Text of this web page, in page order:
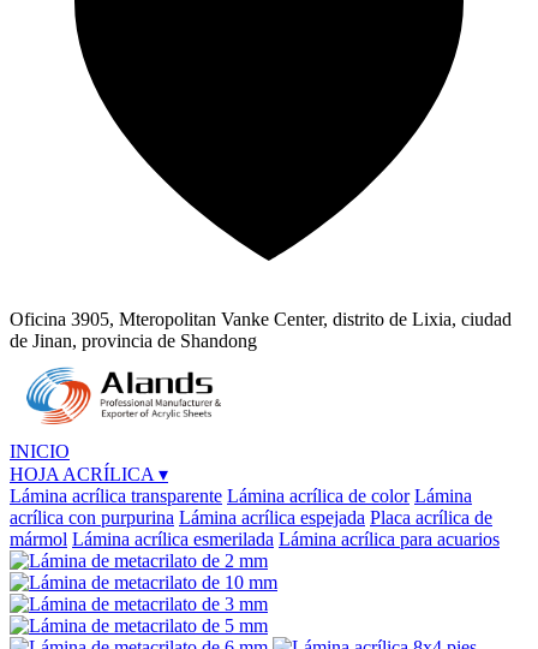
Oficina 3905, Mteropolitan Vanke Center, distrito de Lixia, ciudad
de Jinan, provincia de Shandong
INICIO
HOJA ACRÍLICA ▾
Lámina acrílica transparente Lámina acrílica de color Lámina
acrílica con purpurina Lámina acrílica espejada Placa acrílica de
mármol Lámina acrílica esmerilada Lámina acrílica para acuarios